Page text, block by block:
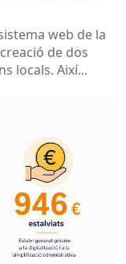
web de la
de dos
locals. Així...